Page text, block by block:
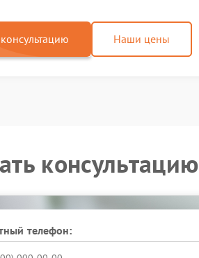
Наши цены
консультацию
телефон: